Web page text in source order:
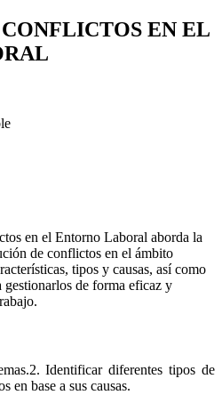
EN EL
en el Entorno Laboral aborda la
de conflictos en el ámbito
tipos y causas, así como
gestionarlos de forma eficaz y
Identificar diferentes tipos de
en base a sus causas.